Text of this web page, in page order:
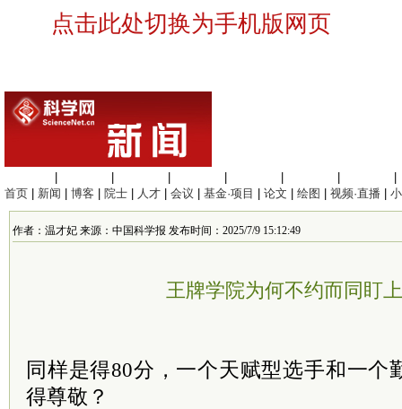
点击此处切换为手机版网页
首页
新闻 博客 院士 人才 会议 基金·项目 论文 绘图 视频·直播
作者：温才妃 来源：中国科学报 发布时间：2025/7/9 15:12:49
王牌学院为何不约而同盯
同样是得80分，一个天赋型选手和一个
得尊敬？